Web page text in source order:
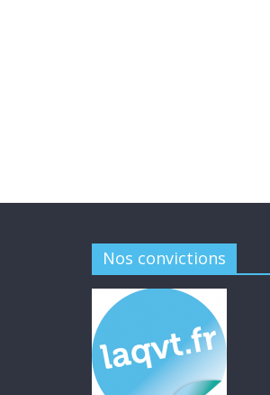
Nos convictions